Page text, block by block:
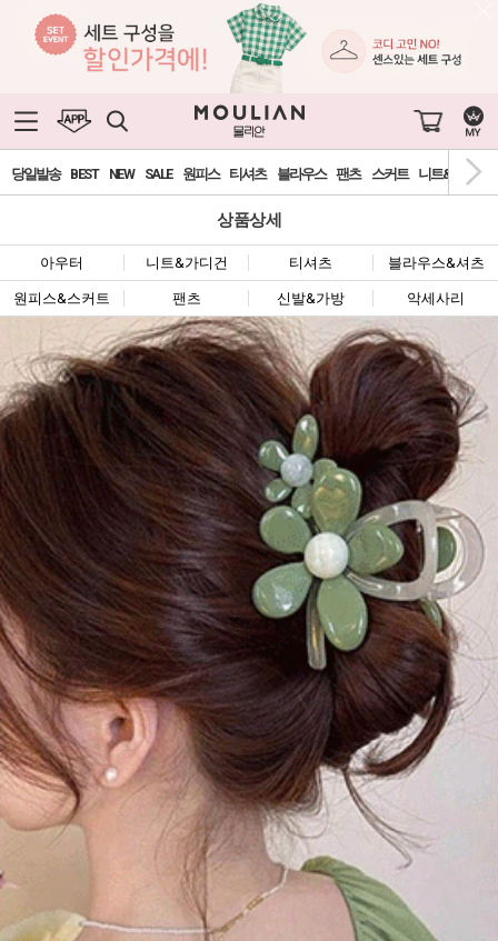
당일발송 BEST NEW SALE 원피스 티셔츠 블라우스 팬츠 스커트 니트&가디건
상품상세
아우터 니트&가디건 티셔츠 블라우스&셔츠
원피스&스커트 팬츠 신발&가방 악세사리